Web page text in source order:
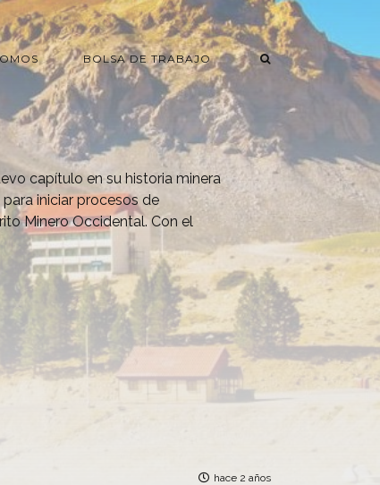
BOLSA DE TRABAJO
capítulo en su historia minera
iniciar procesos de
Minero Occidental. Con el
hace 2 años